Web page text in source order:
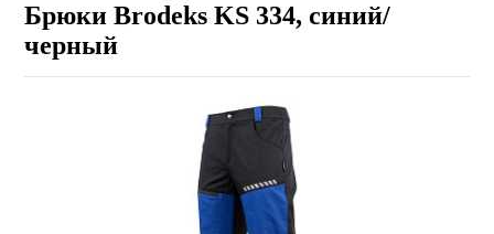
Брюки Brodeks KS 334, синий/
черный